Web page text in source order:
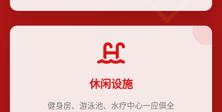
休闲设施
健身房、游泳池、水疗中心一应俱全